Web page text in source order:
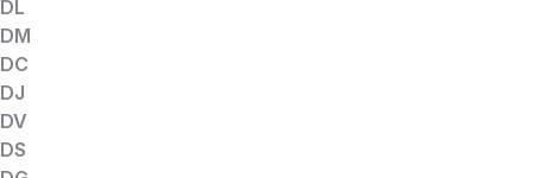
DL
DM
DC
DJ
DV
DS